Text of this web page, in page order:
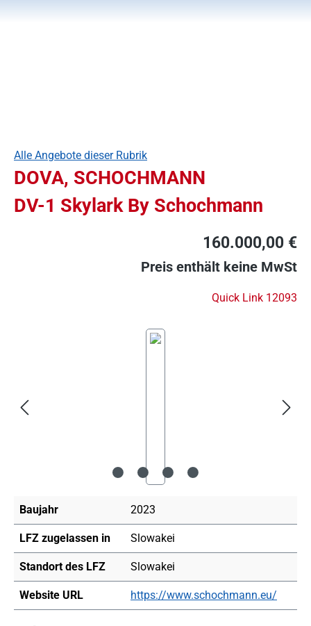
Alle Angebote dieser Rubrik
DOVA, SCHOCHMANN
DV-1 Skylark By Schochmann
160.000,00 €
Preis enthält keine MwSt
Quick Link 12093
Baujahr 2023
LFZ zugelassen in Slowakei
Standort des LFZ Slowakei
Website URL https://www.schochmann.eu/